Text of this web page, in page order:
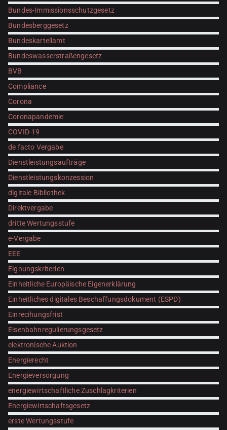
Bundes-Immissionsschutzgesetz
Bundesberggesetz
Bundeskartellamt
Bundeswasserstraßengesetz
BVB
Compliance
Corona
Coronapandemie
COVID-19
de facto Vergabe
Dienstleistungsaufträge
Dienstleistungskonzession
digitale Bibliothek
Direktvergabe
dritte Wertungsstufe
e-Vergabe
EEE
Eignungskriterien
Einheitliche Europäische Eigenerklärung
Einheitliches digitales Beschaffungsdokument (ESPD)
Einrecihungsfrist
Eisenbahnregulierungsgesetz
elektronische Auktion
Energierecht
Energieversorgung
energiewirtschaftliche Zuschlagkriterien
Energiewirtschaftsgesetz
erste Wertungsstufe